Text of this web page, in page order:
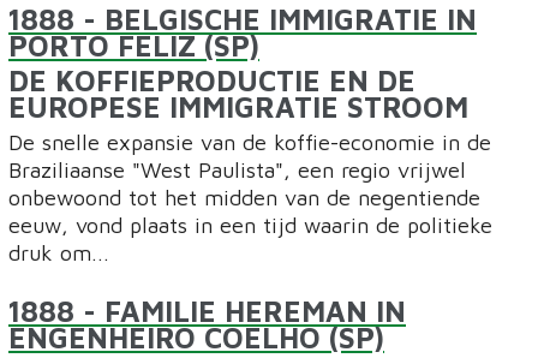
1888 - BELGISCHE IMMIGRATIE IN
PORTO FELIZ (SP)
DE KOFFIEPRODUCTIE EN DE
EUROPESE IMMIGRATIE STROOM
De snelle expansie van de koffie-economie in de
Braziliaanse "West Paulista", een regio vrijwel
onbewoond tot het midden van de negentiende
eeuw, vond plaats in een tijd waarin de politieke
druk om...
1888 - FAMILIE HEREMAN IN
ENGENHEIRO COELHO (SP)